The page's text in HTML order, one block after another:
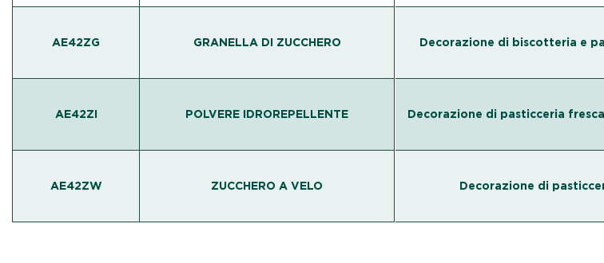
AE42ZG GRANELLA DI ZUCCHERO
AE42ZI POLVERE IDROREPELLENTE
AE42ZW ZUCCHERO A VELO
Decorazione di biscotteria e
Decorazione di pasticceria
Decorazione di